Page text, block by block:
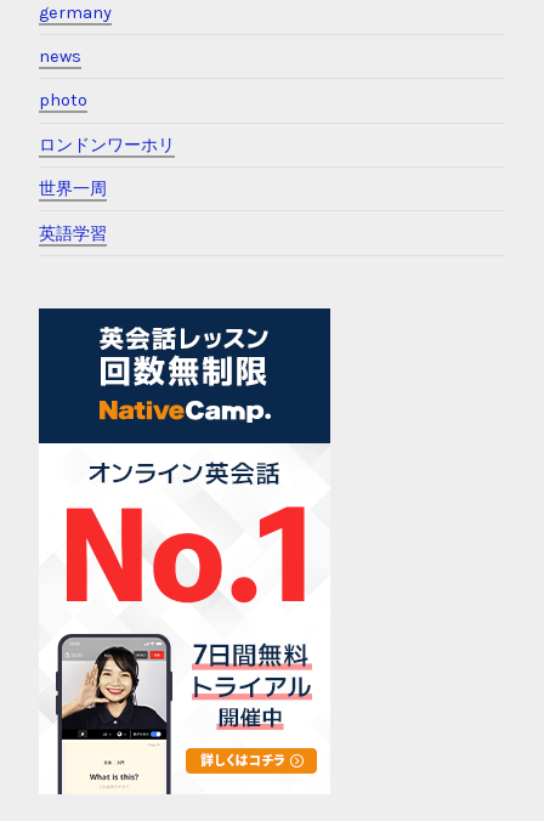
germany
news
photo
ロンドンワーホリ
世界一周
英語学習